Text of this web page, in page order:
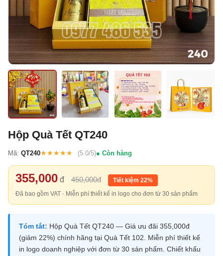
Hộp Quà Tết QT240
Mã: QT240★★★★★ (5.0/5) Còn hàng
355,000 đ 450,000đ
Tiết kiệm 22%
Đã bao gồm VAT · Miễn phí thiết kế in logo cho đơn từ 30 sản phẩm
Tóm tắt: Hộp Quà Tết QT240 — Giá ưu đãi 355,000đ
(giảm 22%) chính hãng tại Quà Tết 102. Miễn phí thiết kế
in logo doanh nghiệp với đơn từ 30 sản phẩm. Chiết khấu